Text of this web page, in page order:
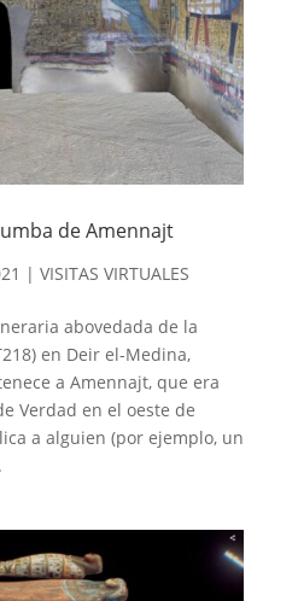
de Amennajt
| VISITAS VIRTUALES
abovedada de la
en Deir el-Medina,
a Amennajt, que era
Verdad en el oeste de
a alguien (por ejemplo, un